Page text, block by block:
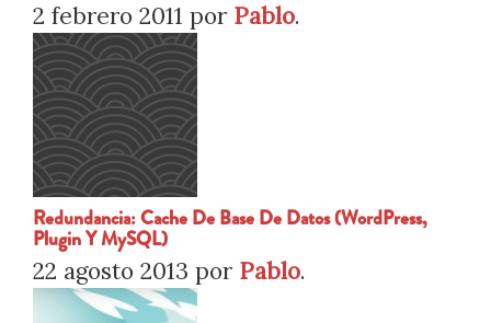
2 febrero 2011 por Pablo.
Redundancia: Cache De Base De Datos (WordPress,
Plugin Y MySQL)
22 agosto 2013 por Pablo.